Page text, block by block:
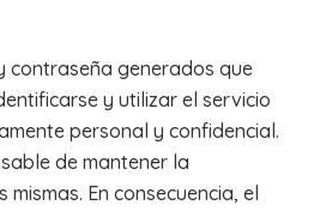
contraseña generados que
y utilizar el servicio
personal y confidencial.
de mantener la
En consecuencia, el